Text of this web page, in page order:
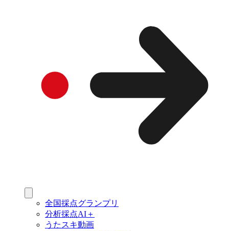
全国採点グランプリ
分析採点AI＋
うたスキ動画